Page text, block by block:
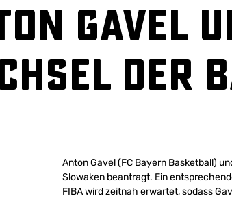
Gavel
der
Anton Gavel (FC Bayern Basketball)
Slowaken beantragt. Ein
FIBA wird zeitnah erwartet, sodass